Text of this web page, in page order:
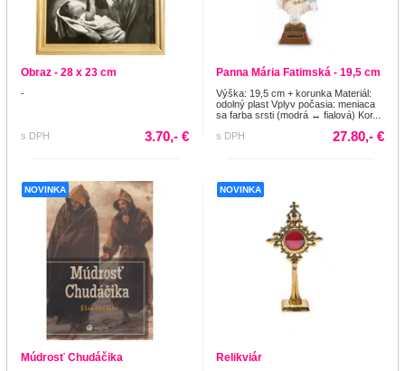
Obraz - 28 x 23 cm
-
s DPH 3.70,- €
Panna Mária Fatimská - 19,5 cm
Výška: 19,5 cm + korunka Materiál:
odolný plast Vplyv počasia: meniaca
sa farba srsti (modrá ↔ fialová) Kor...
s DPH
27.80,- €
NOVINKA
Múdrosť Chudáčika
NOVINKA
Relikviár